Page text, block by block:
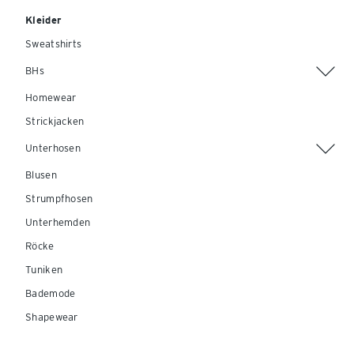
Kleider
Sweatshirts
BHs
Homewear
Strickjacken
Unterhosen
Blusen
Strumpfhosen
Unterhemden
Röcke
Tuniken
Bademode
Shapewear